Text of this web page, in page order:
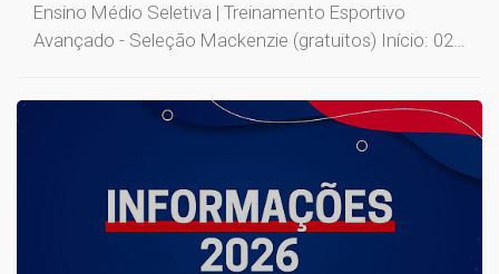
Ensino Médio Seletiva | Treinamento Esportivo
Avançado - Seleção Mackenzie (gratuitos) Início: 02…